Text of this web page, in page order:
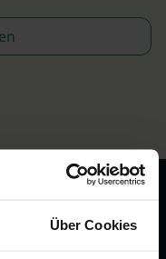
Über Cookies
rund